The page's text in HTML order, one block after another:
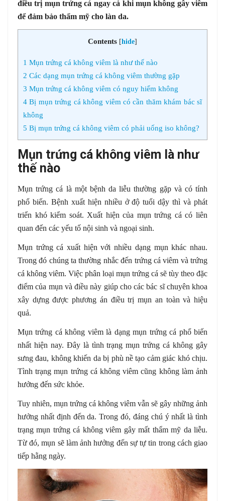
điều trị mụn trứng cá ngay cả khi mụn không gây viêm
để đảm bảo thẩm mỹ cho làn da.
Contents [hide]
1 Mụn trứng cá không viêm là như thế nào
2 Các dạng mụn trứng cá không viêm thường gặp
3 Mụn trứng cá không viêm có nguy hiểm không
4 Bị mụn trứng cá không viêm có cần thăm khám bác sĩ
không
5 Bị mụn trứng cá không viêm có phải uống iso không?
Mụn trứng cá không viêm là như
thế nào
Mụn trứng cá là một bệnh da liễu thường gặp và có tính
phổ biến. Bệnh xuất hiện nhiều ở độ tuổi dậy thì và phát
triển khó kiểm soát. Xuất hiện của mụn trứng cá có liên
quan đến các yếu tố nội sinh và ngoại sinh.
Mụn trứng cá xuất hiện với nhiều dạng mụn khác nhau.
Trong đó chúng ta thường nhắc đến trứng cá viêm và trứng
cá không viêm. Việc phân loại mụn trứng cá sẽ tùy theo đặc
điểm của mụn và điều này giúp cho các bác sĩ chuyên khoa
xây dựng được phương án điều trị mụn an toàn và hiệu
quả.
Mụn trứng cá không viêm là dạng mụn trứng cá phổ biến
nhất hiện nay. Đây là tình trạng mụn trứng cá không gây
sưng đau, không khiến da bị phù nề tạo cảm giác khó chịu.
Tình trạng mụn trứng cá không viêm cũng không làm ảnh
hưởng đến sức khỏe.
Tuy nhiên, mụn trứng cá không viêm vẫn sẽ gây những ảnh
hưởng nhất định đến da. Trong đó, đáng chú ý nhất là tình
trạng mụn trứng cá không viêm gây mất thẩm mỹ da liễu.
Từ đó, mụn sẽ làm ảnh hưởng đến sự tự tin trong cách giao
tiếp hằng ngày.